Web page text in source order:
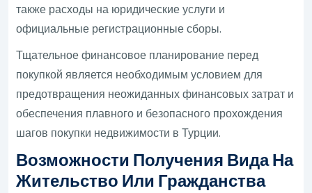
также расходы на юридические услуги и
официальные регистрационные сборы.
Тщательное финансовое планирование перед
покупкой является необходимым условием для
предотвращения неожиданных финансовых затрат и
обеспечения плавного и безопасного прохождения
шагов покупки недвижимости в Турции.
Возможности Получения Вида На
Жительство Или Гражданства